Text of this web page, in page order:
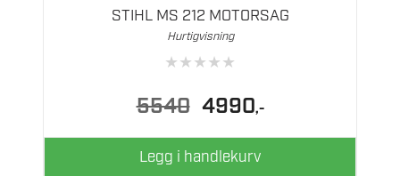
STIHL MS 212 MOTORSAG
Hurtigvisning
★★★★★
5540
Opprinnelig
pris
var:
5540.
4990Nåværende
pris
er:
4990.
,-
Legg i handlekurv